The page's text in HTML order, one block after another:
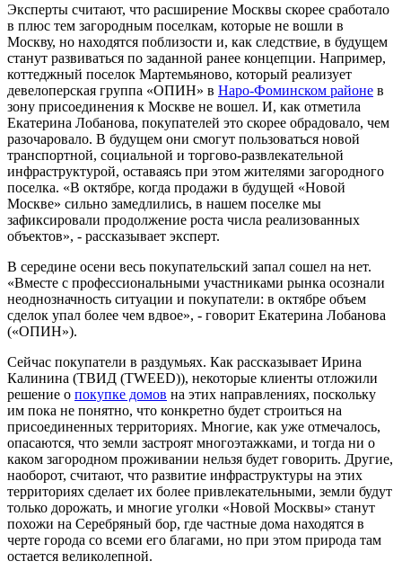
Эксперты считают, что расширение Москвы скорее сработало
в плюс тем загородным поселкам, которые не вошли в
Москву, но находятся поблизости и, как следствие, в будущем
станут развиваться по заданной ранее концепции. Например,
коттеджный поселок Мартемьяново, который реализует
девелоперская группа «ОПИН» в Наро-Фоминском районе в
зону присоединения к Москве не вошел. И, как отметила
Екатерина Лобанова, покупателей это скорее обрадовало, чем
разочаровало. В будущем они смогут пользоваться новой
транспортной, социальной и торгово-развлекательной
инфраструктурой, оставаясь при этом жителями загородного
поселка. «В октябре, когда продажи в будущей «Новой
Москве» сильно замедлились, в нашем поселке мы
зафиксировали продолжение роста числа реализованных
объектов», - рассказывает эксперт.
В середине осени весь покупательский запал сошел на нет.
«Вместе с профессиональными участниками рынка осознали
неоднозначность ситуации и покупатели: в октябре объем
сделок упал более чем вдвое», - говорит Екатерина Лобанова
(«ОПИН»).
Сейчас покупатели в раздумьях. Как рассказывает Ирина
Калинина (ТВИД (TWEED)), некоторые клиенты отложили
решение о покупке домов на этих направлениях, поскольку
им пока не понятно, что конкретно будет строиться на
присоединенных территориях. Многие, как уже отмечалось,
опасаются, что земли застроят многоэтажками, и тогда ни о
каком загородном проживании нельзя будет говорить. Другие,
наоборот, считают, что развитие инфраструктуры на этих
территориях сделает их более привлекательными, земли будут
только дорожать, и многие уголки «Новой Москвы» станут
похожи на Серебряный бор, где частные дома находятся в
черте города со всеми его благами, но при этом природа там
остается великолепной.